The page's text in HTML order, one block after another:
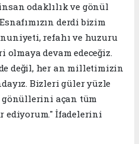
odaklılık ve gönül
derdi bizim
refahı ve huzuru
devam edeceğiz.
değil, her an milletimizin
Bizleri güler yüzle
gönüllerini açan tüm
ediyorum." İfadelerini